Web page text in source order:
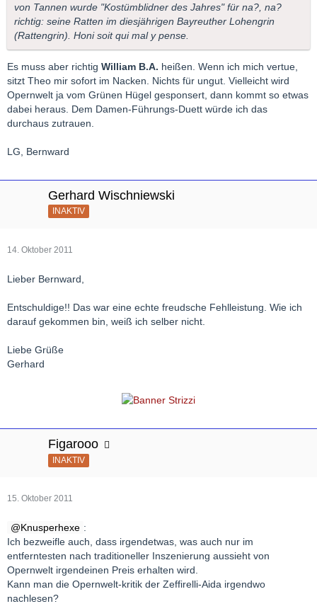
von Tannen wurde "Kostümblidner des Jahres" für na?, na?
richtig: seine Ratten im diesjährigen Bayreuther Lohengrin
(Rattengrin). Honi soit qui mal y pense.
Es muss aber richtig William B.A. heißen. Wenn ich mich vertue,
sitzt Theo mir sofort im Nacken. Nichts für ungut. Vielleicht wird
Opernwelt ja vom Grünen Hügel gesponsert, dann kommt so etwas
dabei heraus. Dem Damen-Führungs-Duett würde ich das
durchaus zutrauen.
LG, Bernward
Gerhard Wischniewski
INAKTIV
14. Oktober 2011
Lieber Bernward,
Entschuldige!! Das war eine echte freudsche Fehlleistung. Wie ich
darauf gekommen bin, weiß ich selber nicht.
Liebe Grüße
Gerhard
Figarooo
INAKTIV
15. Oktober 2011
Knusperhexe :
Ich bezweifle auch, dass irgendetwas, was auch nur im
entferntesten nach traditioneller Inszenierung aussieht von
Opernwelt irgendeinen Preis erhalten wird.
Kann man die Opernwelt-kritik der Zeffirelli-Aida irgendwo
nachlesen?